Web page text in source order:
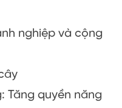
nghiệp và cộng
Tăng quyền năng